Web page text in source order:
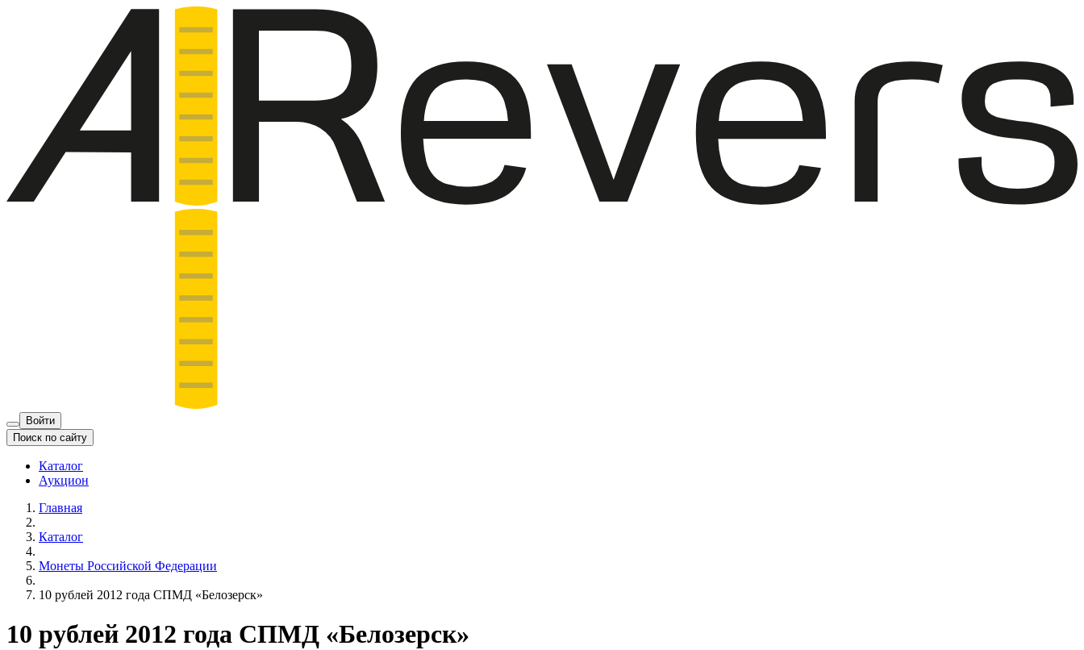
Войти
Поиск по сайту
Каталог
Аукцион
Главная
Каталог
Монеты Российской Федерации
10 рублей 2012 года СПМД «Белозерск»
10 рублей 2012 года СПМД «Белозерск»